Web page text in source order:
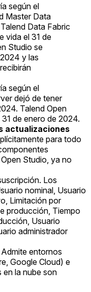
según el
Master Data
Data Fabric
vida el 31 de
Studio se
y las
según el
dejó de tener
Talend Open
de enero de 2024.
actualizaciones
para todo
Studio, ya no
Los
nominal, Usuario
Limitación por
producción, Tiempo
Usuario
administrador
Admite entornos
Google Cloud) e
en la nube son